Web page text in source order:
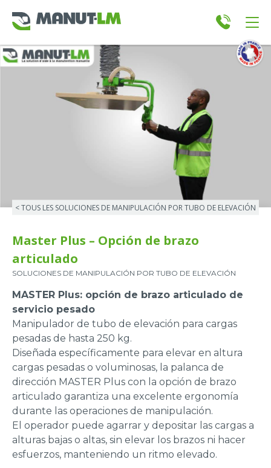
< TOUS LES SOLUCIONES DE MANIPULACIÓN POR TUBO DE ELEVACIÓN
Master Plus – Opción de brazo
articulado
SOLUCIONES DE MANIPULACIÓN POR TUBO DE ELEVACIÓN
MASTER Plus: opción de brazo articulado de
servicio pesado
Manipulador de tubo de elevación para cargas
pesadas de hasta 250 kg.
Diseñada específicamente para elevar en altura
cargas pesadas o voluminosas, la palanca de
dirección MASTER Plus con la opción de brazo
articulado garantiza una excelente ergonomía
durante las operaciones de manipulación.
El operador puede agarrar y depositar las cargas a
alturas bajas o altas, sin elevar los brazos ni hacer
esfuerzos, manteniendo un ritmo elevado.